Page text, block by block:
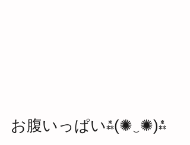
お腹いっぱい⁂(✺‿✺)⁂